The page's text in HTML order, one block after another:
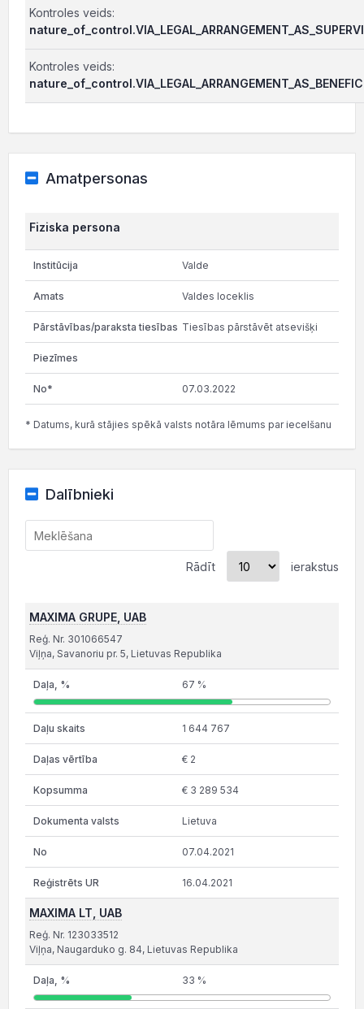
Kontroles veids:
Kontroles veids:
Amatpersonas
Fiziska persona
Valde
Valdes loceklis
Tiesības pārstāvēt atsevišķi
07.03.2022
* Datums, kurā stājies spēkā valsts notāra lēmums par iecelšanu
Dalībnieki
Rādīt ierakstus
MAXIMA GRUPE, UAB
Reģ. Nr. 301066547
Viļņa, Savanoriu pr. 5, Lietuvas Republika
67 %
1 644 767
€ 2
€ 3 289 534
Lietuva
07.04.2021
16.04.2021
MAXIMA LT, UAB
Reģ. Nr. 123033512
Viļņa, Naugarduko g. 84, Lietuvas Republika
33 %